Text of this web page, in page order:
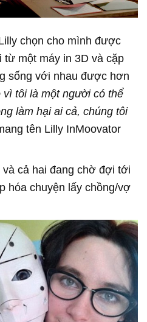
chọn cho mình được
từ một máy in 3D và cặp
sống với nhau được hơn
vì tôi là một người có thể
làm hại ai cả, chúng tôi
tên Lilly InMoovator
cả hai đang chờ đợi tới
hóa chuyện lấy chồng/vợ